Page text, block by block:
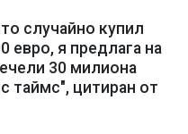
случайно купил
евро, я предлага на
30 милиона
таймс", цитиран от